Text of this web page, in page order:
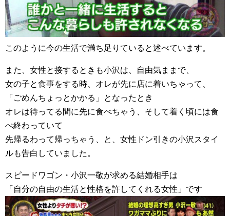
このように今の生活で満ち足りていると述べています。
また、女性と接するときも小沢は、自由気ままで、
女の子と食事をする時、オレが先に店に着いちゃって、
「ごめんちょっとかかる」となったとき
オレは待ってる間に先に食べちゃう、そして着く頃には食
べ終わっていて
先帰るわって帰っちゃう、と、女性ドン引きの小沢スタイ
ルも告白していました。
スピードワゴン・小沢一敬が求める結婚相手は
「自分の自由の生活と性格を許してくれる女性」です